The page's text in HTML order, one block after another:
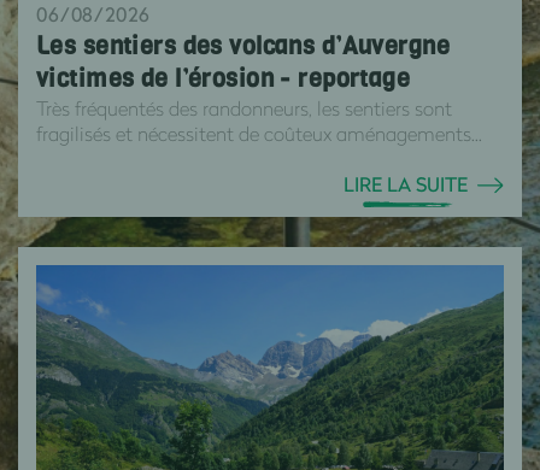
06/08/2026
Les sentiers des volcans d’Auvergne
victimes de l’érosion - reportage
Très fréquentés des randonneurs, les sentiers sont
fragilisés et nécessitent de coûteux aménagements...
LIRE LA SUITE